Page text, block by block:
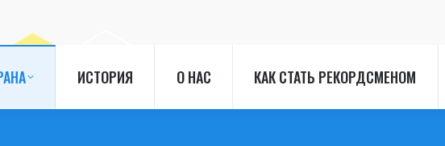
ИСТОРИЯ О НАС КАК СТАТЬ РЕКОРДСМЕНОМ